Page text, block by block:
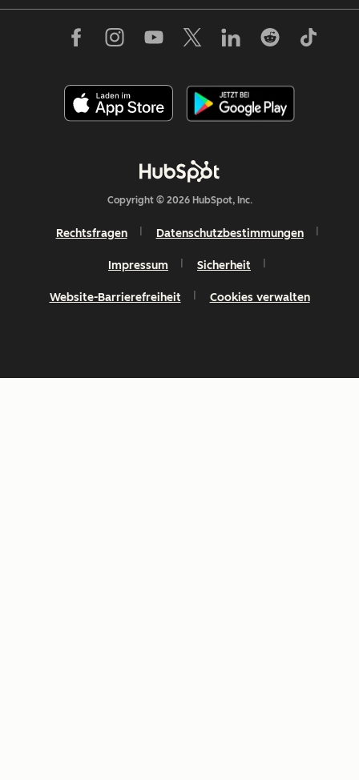
Copyright © 2026 HubSpot, Inc.
Rechtsfragen Datenschutzbestimmungen
Impressum Sicherheit
Website-Barrierefreiheit Cookies verwalten